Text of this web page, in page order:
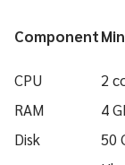
Component
CPU
2
RAM
4
Disk
50